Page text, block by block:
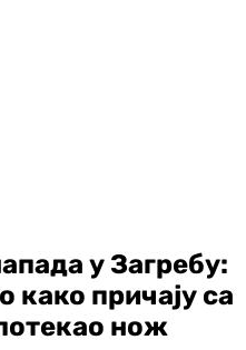
у Загребу:
како причају са
нож